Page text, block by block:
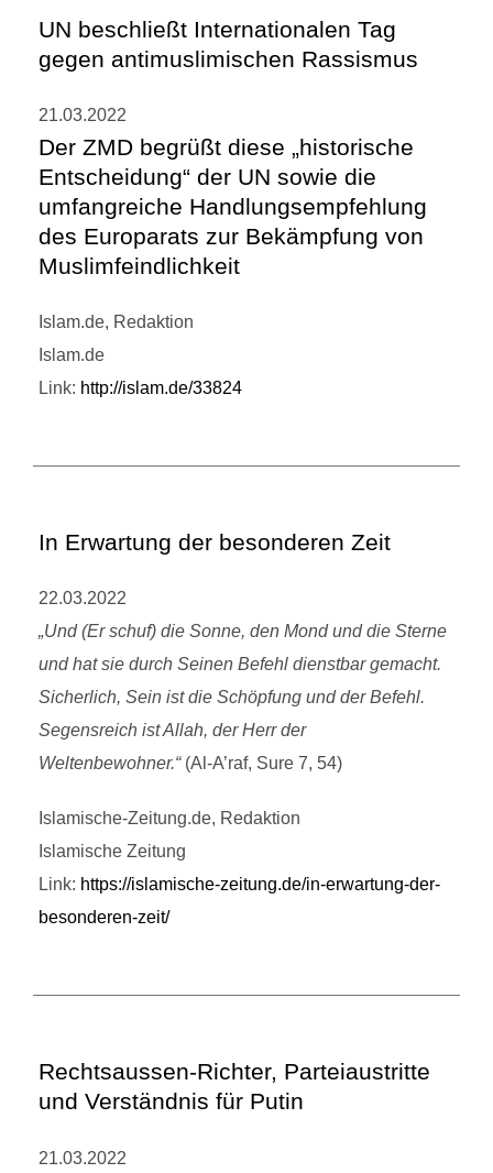
UN beschließt Internationalen Tag
gegen antimuslimischen Rassismus
21.03.2022
Der ZMD begrüßt diese „historische
Entscheidung“ der UN sowie die
umfangreiche Handlungsempfehlung
des Europarats zur Bekämpfung von
Muslimfeindlichkeit
Islam.de, Redaktion
Islam.de
Link: http://islam.de/33824
In Erwartung der besonderen Zeit
22.03.2022
„Und (Er schuf) die Sonne, den Mond und die Sterne
und hat sie durch Seinen Befehl dienstbar gemacht.
Sicherlich, Sein ist die Schöpfung und der Befehl.
Segensreich ist Allah, der Herr der
Weltenbewohner.“(Al-A’raf, Sure 7, 54)
Islamische-Zeitung.de, Redaktion
Islamische Zeitung
Link: https://islamische-zeitung.de/in-erwartung-der-
besonderen-zeit/
Rechtsaussen-Richter, Parteiaustritte
und Verständnis für Putin
21.03.2022